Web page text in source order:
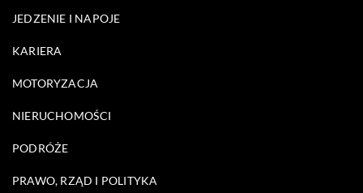
JEDZENIE I NAPOJE
KARIERA
MOTORYZACJA
NIERUCHOMOŚCI
PODRÓŻE
PRAWO, RZĄD I POLITYKA